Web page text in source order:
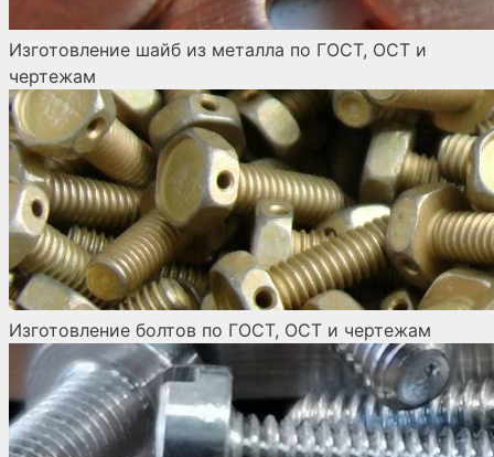
Изготовление шайб из металла по ГОСТ, ОСТ и
чертежам
Изготовление болтов по ГОСТ, ОСТ и чертежам